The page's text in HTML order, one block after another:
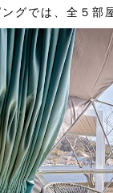
グでは、全５部